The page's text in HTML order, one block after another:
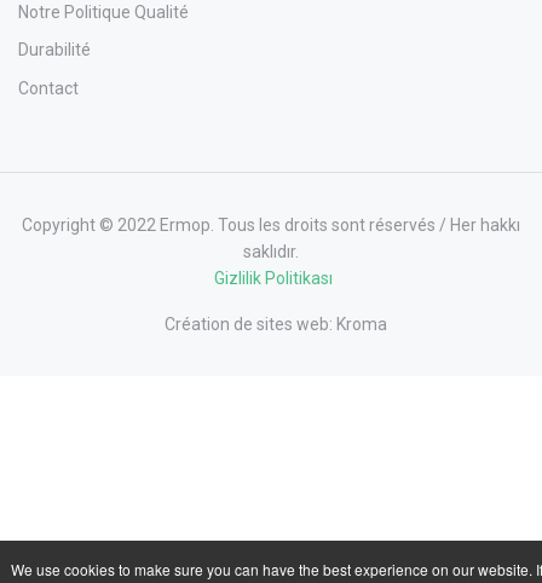
Notre Politique Qualité
Durabilité
Contact
Copyright © 2022 Ermop. Tous les droits sont réservés / Her hakkı
saklıdır.
Gizlilik Politikası
Création de sites web: Kroma
We use cookies to make sure you can have the best experience on our website. If